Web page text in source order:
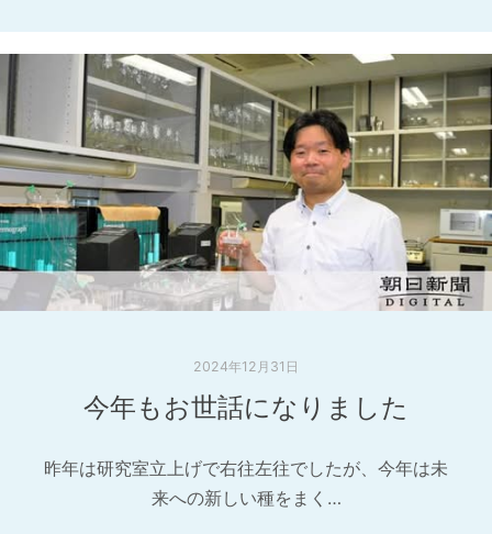
2024年12月31日
今年もお世話になりました
昨年は研究室立上げで右往左往でしたが、今年は未
来への新しい種をまく…